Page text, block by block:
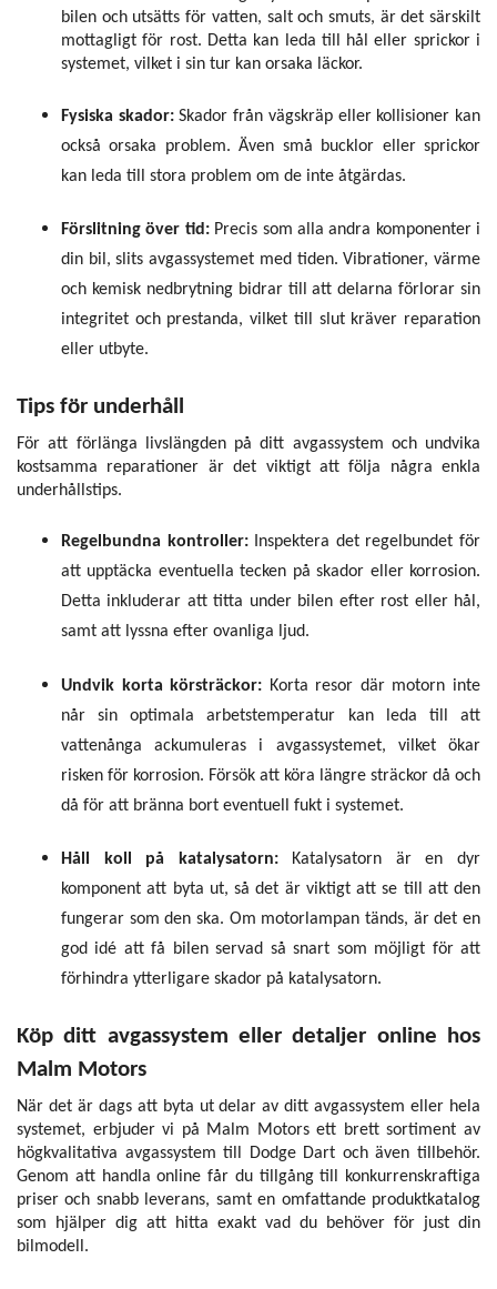
bilen och utsätts för vatten, salt och smuts, är det särskilt
mottagligt för rost. Detta kan leda till hål eller sprickor i
systemet, vilket i sin tur kan orsaka läckor.
Fysiska skador:Skador från vägskräp eller kollisioner kan
också orsaka problem. Även små bucklor eller sprickor
kan leda till stora problem om de inte åtgärdas.
Förslitning över tid: Precis som alla andra komponenter i
din bil, slits avgassystemet med tiden. Vibrationer, värme
och kemisk nedbrytning bidrar till att delarna förlorar sin
integritet och prestanda, vilket till slut kräver reparation
eller utbyte.
Tips för underhåll
För att förlänga livslängden på ditt avgassystem och undvika
kostsamma reparationer är det viktigt att följa några enkla
underhållstips.
Regelbundna kontroller: Inspektera det regelbundet för
att upptäcka eventuella tecken på skador eller korrosion.
Detta inkluderar att titta under bilen efter rost eller hål,
samt att lyssna efter ovanliga ljud.
Undvik korta körsträckor: Korta resor där motorn inte
når sin optimala arbetstemperatur kan leda till att
vattenånga ackumuleras i avgassystemet, vilket ökar
risken för korrosion. Försök att köra längre sträckor då och
då för att bränna bort eventuell fukt i systemet.
Håll koll på katalysatorn:
Katalysatorn är en dyr
komponent att byta ut, så det är viktigt att se till att den
fungerar som den ska. Om motorlampan tänds, är det en
god idé att få bilen servad så snart som möjligt för att
förhindra ytterligare skador på katalysatorn.
Köp ditt avgassystem eller detaljer online hos
Malm Motors
När det är dags att byta ut delar av ditt avgassystem eller hela
systemet, erbjuder vi på Malm Motors ett brett sortiment av
högkvalitativa avgassystem till Dodge Dart och även tillbehör.
Genom att handla online får du tillgång till konkurrenskraftiga
priser och snabb leverans, samt en omfattande produktkatalog
som hjälper dig att hitta exakt vad du behöver för just din
bilmodell.